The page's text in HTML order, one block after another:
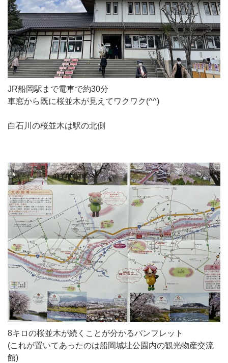
JR船岡駅まで電車で約30分
車窓から既に桜並木が見えてワクワク(^^)
白石川の桜並木は駅の北側
8キロの桜並木が続くことが分かるパンフレット
(これが置いてあったのは船岡城址公園内の観光物産交流
館)